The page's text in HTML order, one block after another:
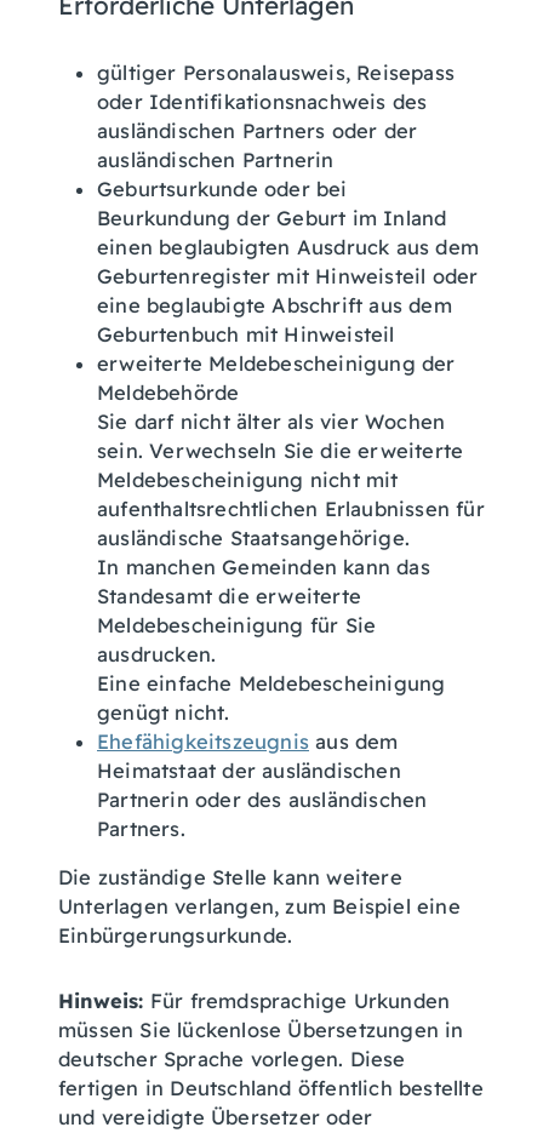
gültiger Personalausweis, Reisepass
oder Identifikationsnachweis des
ausländischen Partners oder der
ausländischen Partnerin
Geburtsurkunde oder bei
Beurkundung der Geburt im Inland
einen beglaubigten Ausdruck aus dem
Geburtenregister mit Hinweisteil oder
eine beglaubigte Abschrift aus dem
Geburtenbuch mit Hinweisteil
erweiterte Meldebescheinigung der
Meldebehörde
Sie darf nicht älter als vier Wochen
sein. Verwechseln Sie die erweiterte
Meldebescheinigung nicht mit
aufenthaltsrechtlichen Erlaubnissen für
ausländische Staatsangehörige.
In manchen Gemeinden kann das
Standesamt die erweiterte
Meldebescheinigung für Sie
ausdrucken.
Eine einfache Meldebescheinigung
genügt nicht.
Ehefähigkeitszeugnis aus dem
Heimatstaat der ausländischen
Partnerin oder des ausländischen
Partners.
Die zuständige Stelle kann weitere
Unterlagen verlangen, zum Beispiel eine
Einbürgerungsurkunde.
Hinweis: Für fremdsprachige Urkunden
müssen Sie lückenlose Übersetzungen in
deutscher Sprache vorlegen. Diese
fertigen in Deutschland öffentlich bestellte
und vereidigte Übersetzer oder